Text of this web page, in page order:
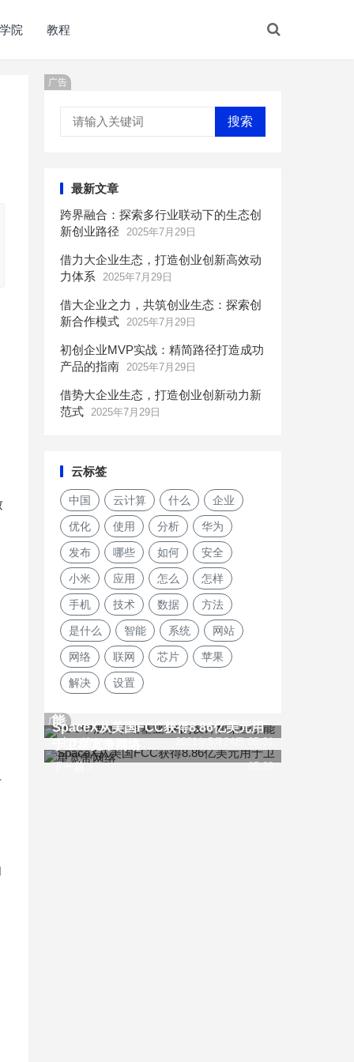
院 教程
广告
搜索
最新文章
跨界融合：探索多行业联动下的生态创
新创业路径
2025年7月29日
借力大企业生态，打造创业创新高效动
力体系
2025年7月29日
借大企业之力，共筑创业生态：探索创
新合作模式 2025年7月29日
初创企业MVP实战：精简路径打造成功
产品的指南 2025年7月29日
借势大企业生态，打造创业创新动力新
范式 2025年7月29日
云标签
中国 云计算 什么 企业
优化 使用 分析 华为
发布 哪些 如何 安全
小米 应用 怎么 怎样
手机 技术 数据 方法
是什么 智能 系统 网站
网络 联网 芯片 苹果
解决 设置
广告
上一篇
能
2021年5月24日 05:31
下一篇
SpaceX从美国FCC获得8.86亿美元用
05:28